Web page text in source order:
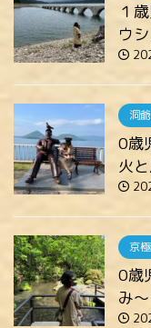
１
ウ
洞
0歳
火
京
0歳
み～